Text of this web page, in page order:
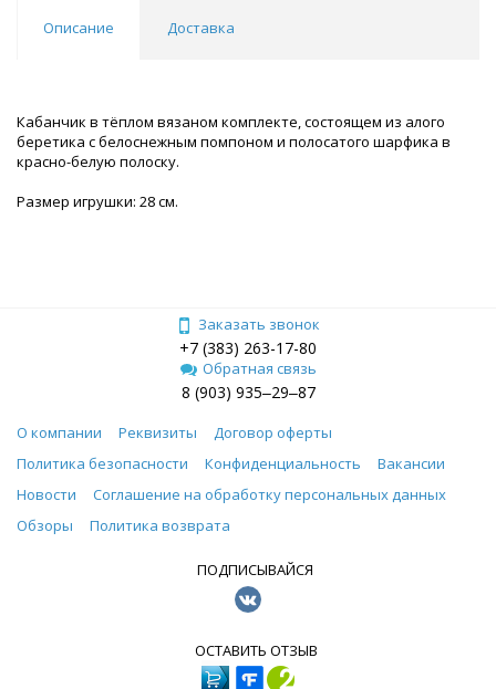
Описание Доставка
Кабанчик в тёплом вязаном комплекте, состоящем из алого
беретика с белоснежным помпоном и полосатого шарфика в
красно-белую полоску.
Размер игрушки: 28 см.
Заказать звонок
+7 (383) 263-17-80
Обратная связь
8 (903) 935‒29‒87
О компании Реквизиты
Договор оферты
Политика безопасности
Конфиденциальность
Вакансии
Новости
Соглашение на обработку персональных данных
Обзоры
Политика возврата
ПОДПИСЫВАЙСЯ
ОСТАВИТЬ ОТЗЫВ